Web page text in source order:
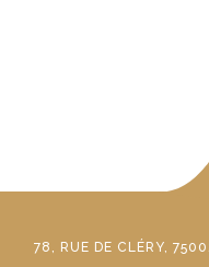
78, RUE DE CLÉRY,